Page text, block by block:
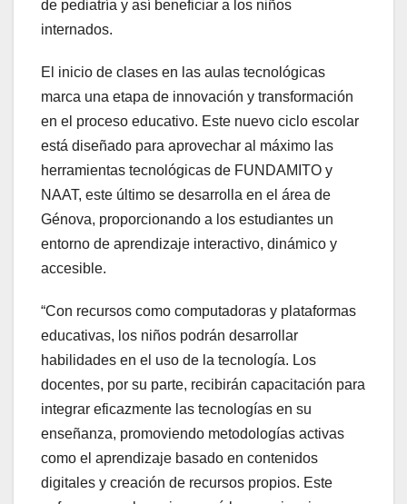
de pediatría y así beneficiar a los niños
internados.
El inicio de clases en las aulas tecnológicas
marca una etapa de innovación y transformación
en el proceso educativo. Este nuevo ciclo escolar
está diseñado para aprovechar al máximo las
herramientas tecnológicas de FUNDAMITO y
NAAT, este último se desarrolla en el área de
Génova, proporcionando a los estudiantes un
entorno de aprendizaje interactivo, dinámico y
accesible.
“Con recursos como computadoras y plataformas
educativas, los niños podrán desarrollar
habilidades en el uso de la tecnología. Los
docentes, por su parte, recibirán capacitación para
integrar eficazmente las tecnologías en su
enseñanza, promoviendo metodologías activas
como el aprendizaje basado en contenidos
digitales y creación de recursos propios. Este